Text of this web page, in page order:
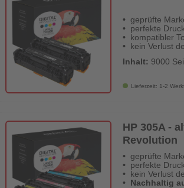
geprüfte
perfekte
kompatibler
kein Verlust
Inhalt: 9000
Lieferzeit: 1-2
HP 305A -
Revolution
geprüfte
perfekte
kein Verlust
Nachhaltig